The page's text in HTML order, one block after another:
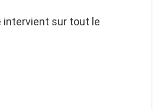
intervient sur tout le